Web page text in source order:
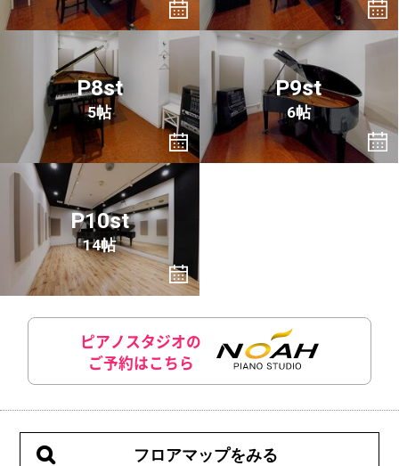
P8st
5帖
P9st
6帖
P10st
14帖
ピアノスタジオの
ご予約はこちら
フロアマップをみる